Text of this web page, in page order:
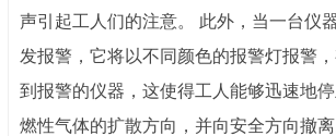
声引起工人们的注意。 此外，当一台仪
发报警，它将以不同颜色的报警灯报警
到报警的仪器，这使得工人能够迅速地
燃性气体的扩散方向，并向安全方向撤离